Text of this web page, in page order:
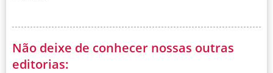
Não deixe de conhecer nossas outras
editorias: